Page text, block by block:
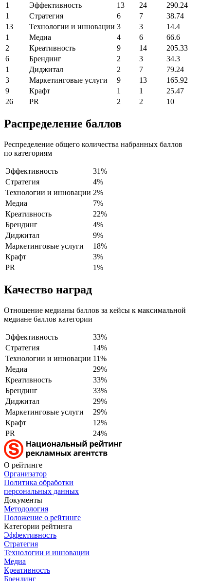
1
Эффективность 13 24
290.24
1
Стратегия 6 7
38.74
13
Технологии и инновации 3 3
14.4
1
Медиа 4 6
66.6
2
Креативность 9 14
205.33
6
Брендинг 2 3
34.3
1
Диджитал 2 7
79.24
3
Маркетинговые услуги 9 13
165.92
9
Крафт 1 1
25.47
26
PR 2 2 10
Распределение баллов
Респределение общего количества набранных баллов
по категориям
Эффективность
31%
Стратегия
4%
Технологии и инновации 2%
Медиа
7%
Креативность
22%
Брендинг
4%
Диджитал
9%
Маркетинговые услуги
18%
Крафт
3%
PR
1%
Качество наград
Отношение медианы баллов за кейсы к максимальной
медиане баллов категории
Эффективность
33%
Стратегия
14%
Технологии и инновации 11%
Медиа
29%
Креативность
33%
Брендинг
33%
Диджитал
29%
Маркетинговые услуги
29%
Крафт
12%
PR
24%
О рейтинге
Организатор
Политика обработки
персональных данных
Документы
Методология
Положение о рейтинге
Категории рейтинга
Эффективность
Стратегия
Технологии и инновации
Медиа
Креативность
Брендинг